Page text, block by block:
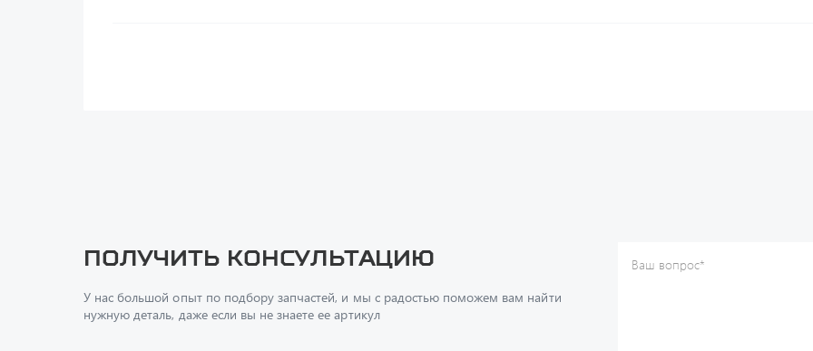
Получить консультацию
У нас большой опыт по подбору запчастей, и мы с радостью поможем вам найти
нужную деталь, даже если вы не знаете ее артикул
Ваш вопрос*